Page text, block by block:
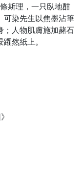
斯理，一只臥地酣
可染先生以焦墨沾筆
；人物肌膚施加赭石
然紙上。